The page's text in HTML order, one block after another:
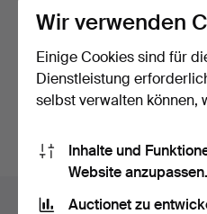
BOLEX PAILLARD N8/S8
STREIFENMASCHINE
6 Gebote
48 USD
Auktionsarchiv
Wir verwenden
Einige Cookies sind für
Dienstleistung
selbst verwalten können,
Inhalte und
Website anzupassen.
Auctionet zu